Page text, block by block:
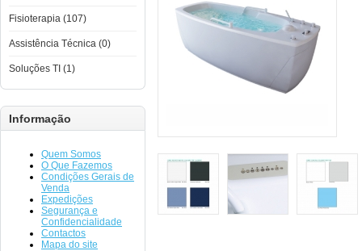
Fisioterapia (107)
Assistência Técnica (0)
Soluções TI (1)
Informação
Quem Somos
O Que Fazemos
Condições Gerais de
Venda
Expedições
Segurança e
Confidencialidade
Contactos
Mapa do site